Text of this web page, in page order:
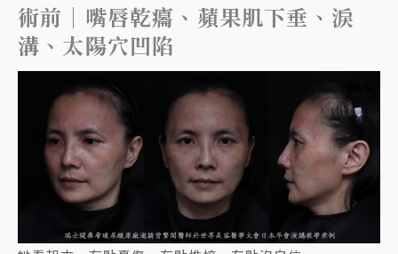
術前｜嘴唇乾癟、蘋果肌下垂、淚
溝、太陽穴凹陷